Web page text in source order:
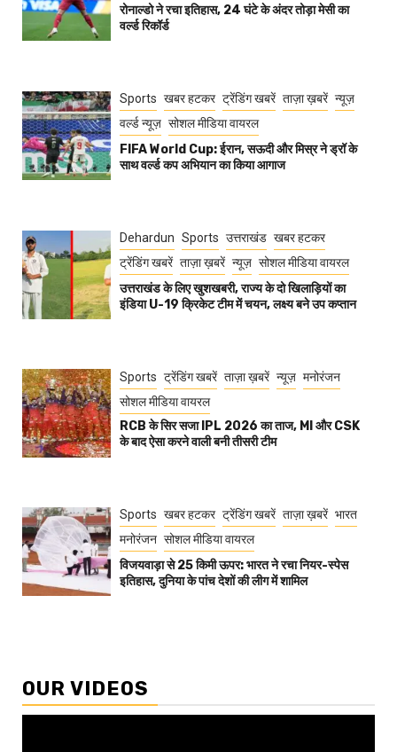
रोनाल्डो ने रचा इतिहास, 24 घंटे के अंदर तोड़ा मेसी का
वर्ल्ड रिकॉर्ड
Sports खबर हटकर ट्रेंडिंग खबरें ताज़ा ख़बरें न्यूज़
वर्ल्ड न्यूज़ सोशल मीडिया वायरल
FIFA World Cup: ईरान, सऊदी और मिस्र ने ड्रॉ के
साथ वर्ल्ड कप अभियान का किया आगाज
Dehardun Sports उत्तराखंड खबर हटकर
ट्रेंडिंग खबरें ताज़ा ख़बरें न्यूज़ सोशल मीडिया वायरल
उत्तराखंड के लिए खुशखबरी, राज्य के दो खिलाड़ियों का
इंडिया U-19 क्रिकेट टीम में चयन, लक्ष्य बने उप कप्तान
Sports ट्रेंडिंग खबरें ताज़ा ख़बरें न्यूज़ मनोरंजन
सोशल मीडिया वायरल
RCB के सिर सजा IPL 2026 का ताज, MI और CSK
के बाद ऐसा करने वाली बनी तीसरी टीम
Sports खबर हटकर ट्रेंडिंग खबरें ताज़ा ख़बरें भारत
मनोरंजन सोशल मीडिया वायरल
विजयवाड़ा से 25 किमी ऊपर: भारत ने रचा नियर-स्पेस
इतिहास, दुनिया के पांच देशों की लीग में शामिल
OUR VIDEOS